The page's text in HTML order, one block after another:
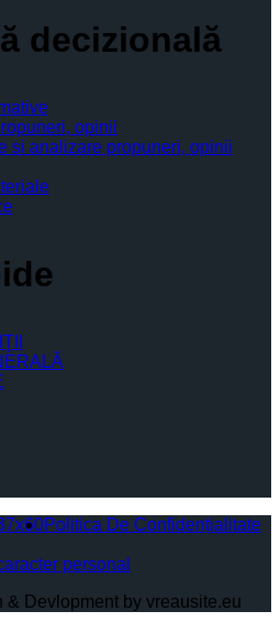
decizională
opinii
si analizare propuneri, opinii
Politica De Confidențialitate
personal
Devlopment by vreausite.eu